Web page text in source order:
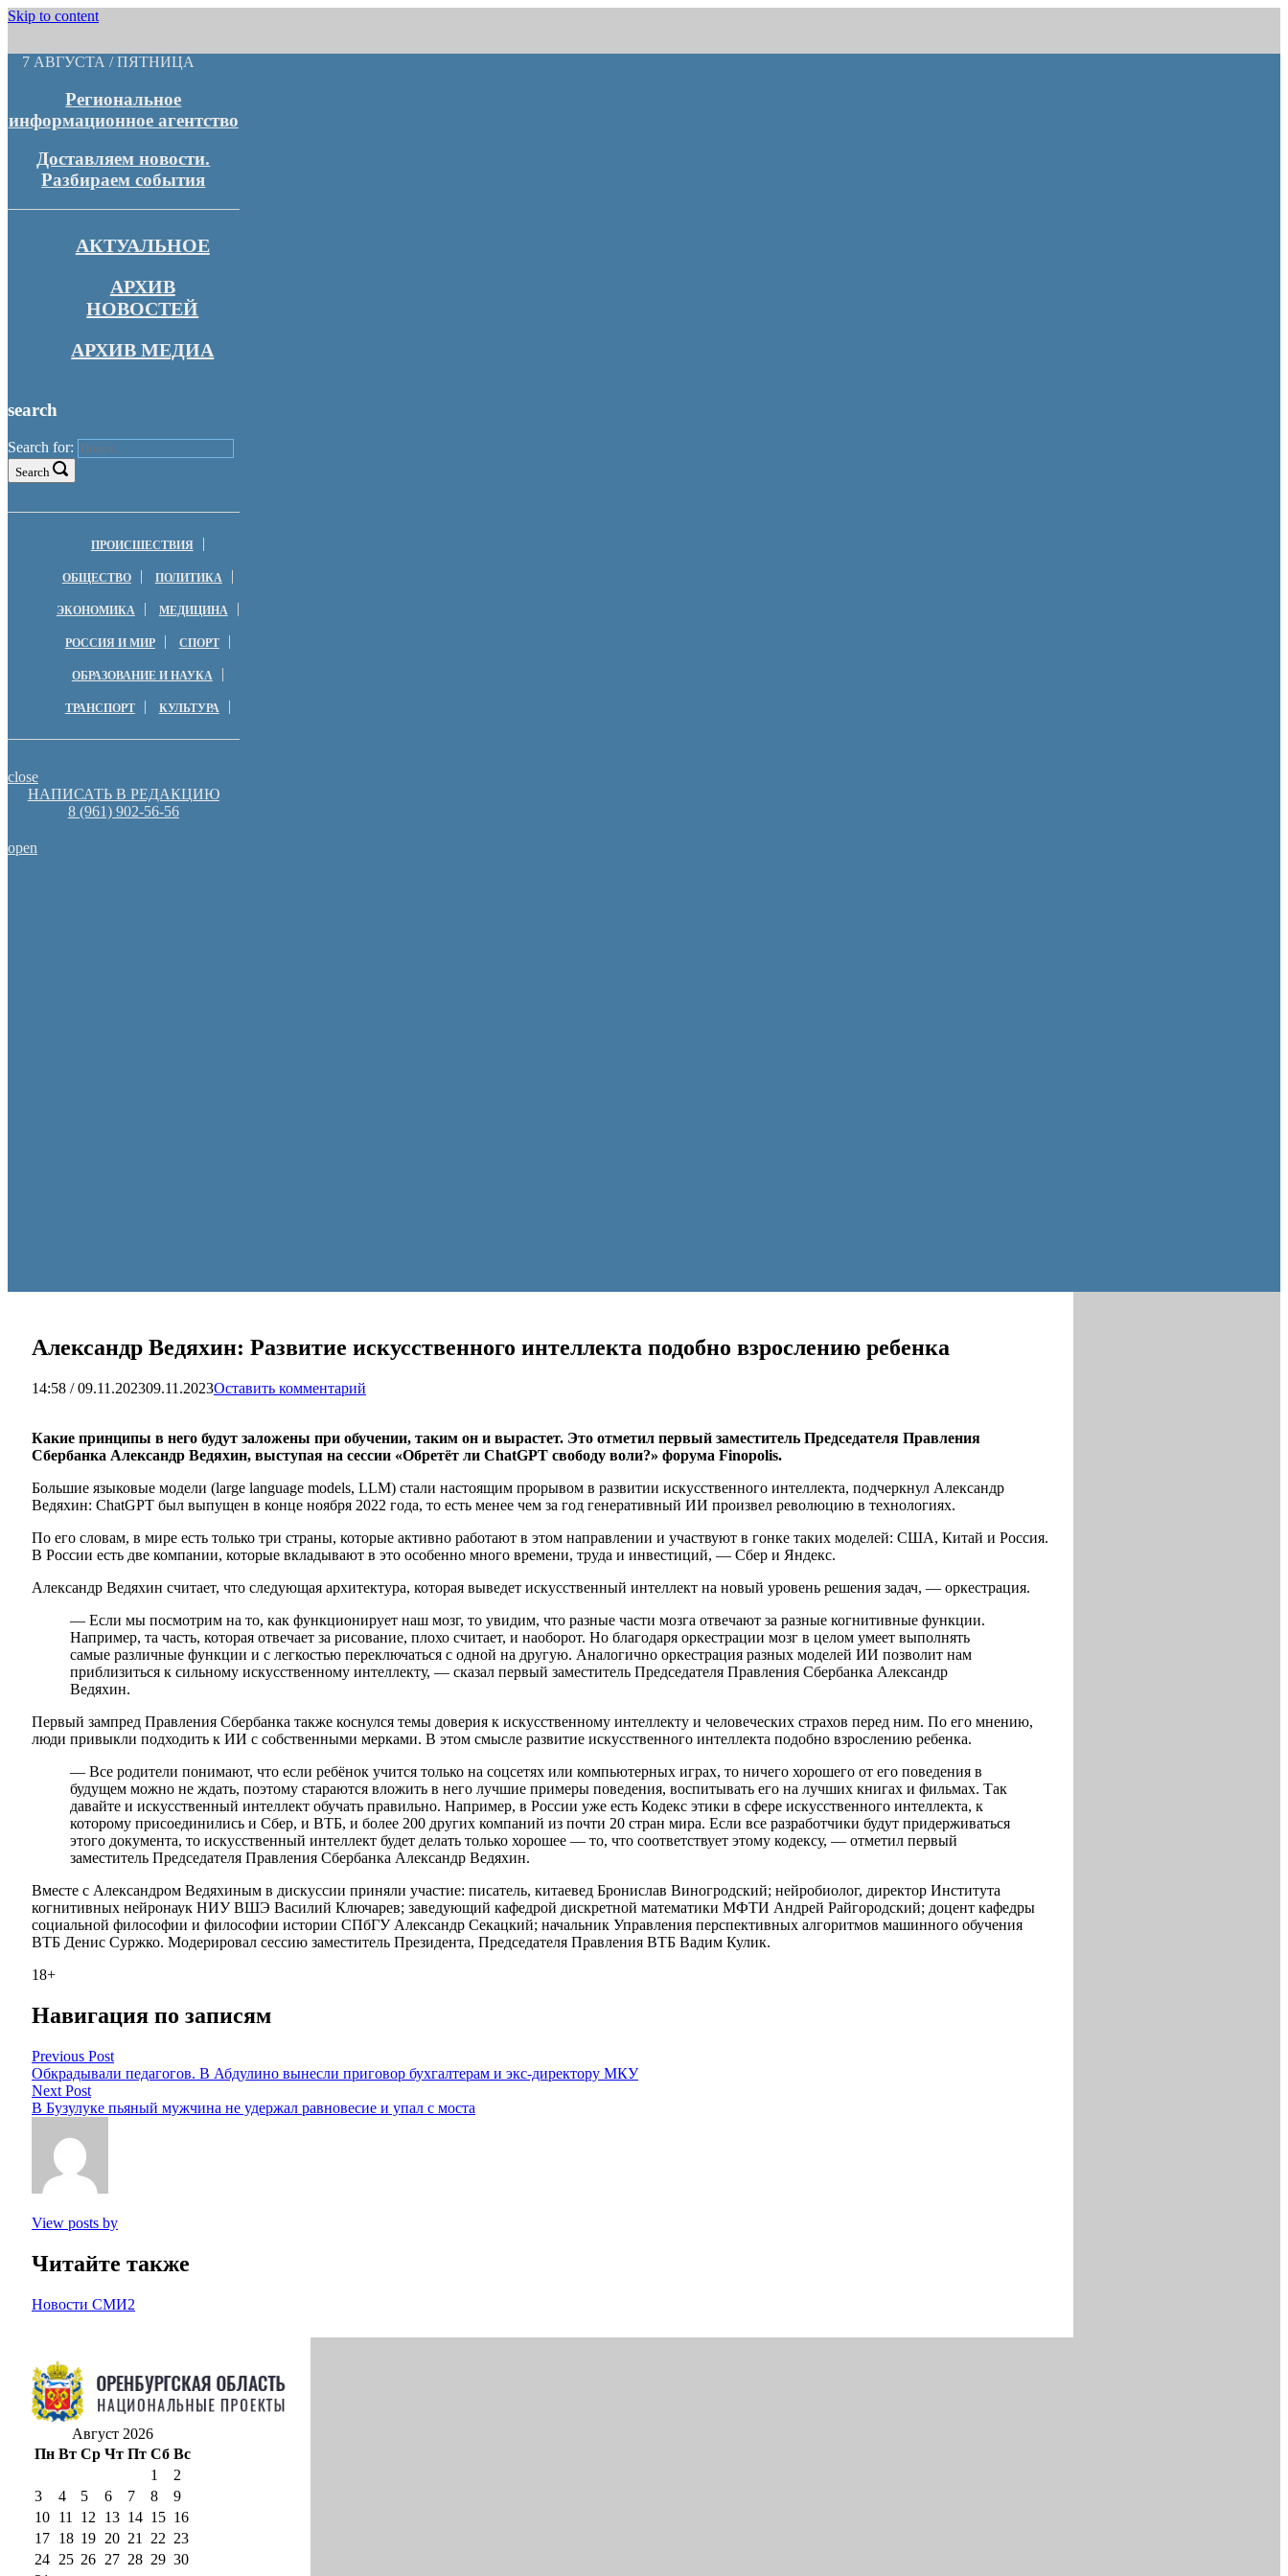
Skip to content
7 АВГУСТА / ПЯТНИЦА
Региональное
информационное агентство
Доставляем новости.
Разбираем события
АКТУАЛЬНОЕ
АРХИВ
НОВОСТЕЙ
АРХИВ МЕДИА
search
Search for:
Search
ПРОИСШЕСТВИЯ
ОБЩЕСТВО ПОЛИТИКА
ЭКОНОМИКА МЕДИЦИНА
РОССИЯ И МИР СПОРТ
ОБРАЗОВАНИЕ И НАУКА
ТРАНСПОРТ КУЛЬТУРА
close
НАПИСАТЬ В РЕДАКЦИЮ
8 (961) 902-56-56
open
Александр Ведяхин: Развитие искусственного интеллекта подобно взрослению ребенка
14:58 / 09.11.202309.11.2023Оставить комментарий
Какие принципы в него будут заложены при обучении, таким он и вырастет. Это отметил первый заместитель Председателя Правления
Сбербанка Александр Ведяхин, выступая на сессии «Обретёт ли ChatGPT свободу воли?» форума Finopolis.
Большие языковые модели (large language models, LLM) стали настоящим прорывом в развитии искусственного интеллекта, подчеркнул Александр
Ведяхин: ChatGPT был выпущен в конце ноября 2022 года, то есть менее чем за год генеративный ИИ произвел революцию в технологиях.
По его словам, в мире есть только три страны, которые активно работают в этом направлении и участвуют в гонке таких моделей: США, Китай и Россия.
В России есть две компании, которые вкладывают в это особенно много времени, труда и инвестиций, — Сбер и Яндекс.
Александр Ведяхин считает, что следующая архитектура, которая выведет искусственный интеллект на новый уровень решения задач, — оркестрация.
— Если мы посмотрим на то, как функционирует наш мозг, то увидим, что разные части мозга отвечают за разные когнитивные функции.
Например, та часть, которая отвечает за рисование, плохо считает, и наоборот. Но благодаря оркестрации мозг в целом умеет выполнять
самые различные функции и с легкостью переключаться с одной на другую. Аналогично оркестрация разных моделей ИИ позволит нам
приблизиться к сильному искусственному интеллекту, — сказал первый заместитель Председателя Правления Сбербанка Александр
Ведяхин.
Первый зампред Правления Сбербанка также коснулся темы доверия к искусственному интеллекту и человеческих страхов перед ним. По его мнению,
люди привыкли подходить к ИИ с собственными мерками. В этом смысле развитие искусственного интеллекта подобно взрослению ребенка.
— Все родители понимают, что если ребёнок учится только на соцсетях или компьютерных играх, то ничего хорошего от его поведения в
будущем можно не ждать, поэтому стараются вложить в него лучшие примеры поведения, воспитывать его на лучших книгах и фильмах. Так
давайте и искусственный интеллект обучать правильно. Например, в России уже есть Кодекс этики в сфере искусственного интеллекта, к
которому присоединились и Сбер, и ВТБ, и более 200 других компаний из почти 20 стран мира. Если все разработчики будут придерживаться
этого документа, то искусственный интеллект будет делать только хорошее — то, что соответствует этому кодексу, — отметил первый
заместитель Председателя Правления Сбербанка Александр Ведяхин.
Вместе с Александром Ведяхиным в дискуссии приняли участие: писатель, китаевед Бронислав Виногродский; нейробиолог, директор Института
когнитивных нейронаук НИУ ВШЭ Василий Ключарев; заведующий кафедрой дискретной математики МФТИ Андрей Райгородский; доцент кафедры
социальной философии и философии истории СПбГУ Александр Секацкий; начальник Управления перспективных алгоритмов машинного обучения
ВТБ Денис Суржко. Модерировал сессию заместитель Президента, Председателя Правления ВТБ Вадим Кулик.
18+
Навигация по записям
Previous Post
Обкрадывали педагогов. В Абдулино вынесли приговор бухгалтерам и экс-директору МКУ
Next Post
В Бузулуке пьяный мужчина не удержал равновесие и упал с моста
View posts by
Читайте также
Новости СМИ2
Август 2026
Пн Вт Ср Чт Пт Сб Вс
1
2
3
4 5 6 7 8
9
10 11 12 13 14 15 16
17 18 19 20 21 22 23
24 25 26 27 28 29 30